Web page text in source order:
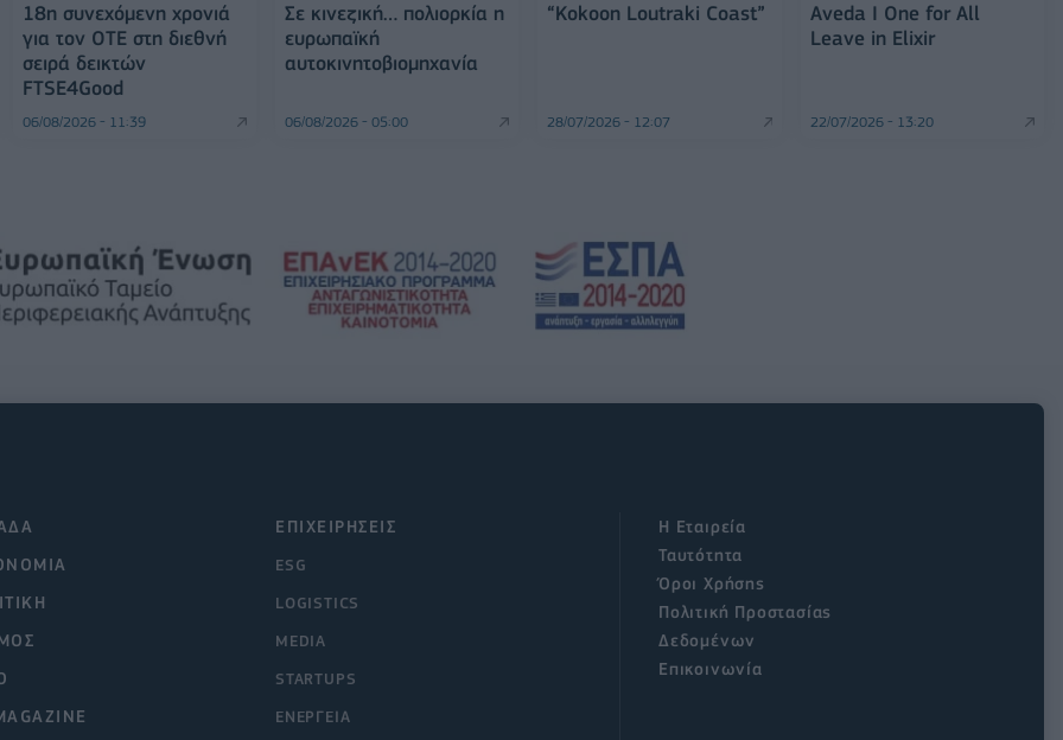
18η συνεχόμενη χρονιά
για τον ΟΤΕ στη διεθνή
σειρά δεικτών
FTSE4Good
06/08/2026 - 11:39
Σε κινεζική… πολιορκία η
ευρωπαϊκή
αυτοκινητοβιομηχανία
06/08/2026 - 05:00
“Kokoon Loutraki Coast”
28/07/2026 - 12:07
Aveda I One for All
Leave in Elixir
22/07/2026 - 13:20
ΕΠΙΧΕΙΡΗΣΕΙΣ
ESG
LOGISTICS
MEDIA
STARTUPS
ΕΝΕΡΓΕΙΑ
Η Εταιρεία
Ταυτότητα
Όροι Χρήσης
Πολιτική Προστασίας
Δεδομένων
Επικοινωνία